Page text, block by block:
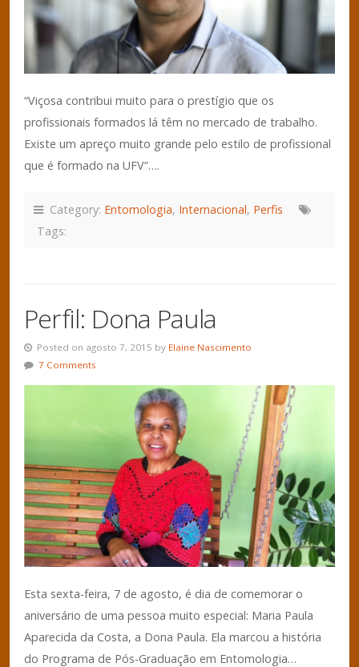
“Viçosa contribui muito para o prestígio que os
profissionais formados lá têm no mercado de trabalho.
Existe um apreço muito grande pelo estilo de profissional
que é formado na UFV”….
Category: Entomologia, Internacional, Perfis
Tags:
Perfil: Dona Paula
Posted on agosto 7, 2015 by Elaine Nascimento
7 Comments
Esta sexta-feira, 7 de agosto, é dia de comemorar o
aniversário de uma pessoa muito especial: Maria Paula
Aparecida da Costa, a Dona Paula. Ela marcou a história
do Programa de Pós-Graduação em Entomologia…